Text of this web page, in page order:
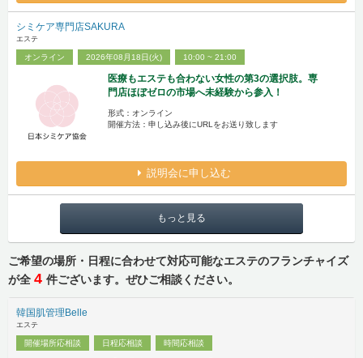
シミケア専門店SAKURA
エステ
オンライン 2026年08月18日(火) 10:00 ~ 21:00
医療もエステも合わない女性の第3の選択肢。専
門店ほぼゼロの市場へ未経験から参入！
形式：オンライン
開催方法：申し込み後にURLをお送り致します
説明会に申し込む
もっと見る
ご希望の場所・日程に合わせて対応可能なエステのフランチャイズ
が全 4 件ございます。ぜひご相談ください。
韓国肌管理Belle
エステ
開催場所応相談 日程応相談 時間応相談